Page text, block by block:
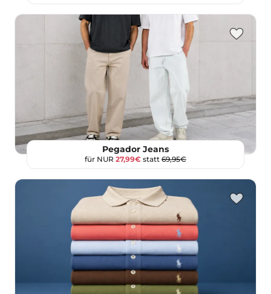
Pegador Jeans
für NUR 27,99€ statt 69,95€